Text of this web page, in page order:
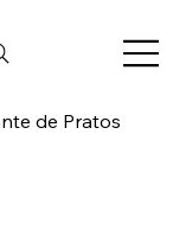
de Pratos